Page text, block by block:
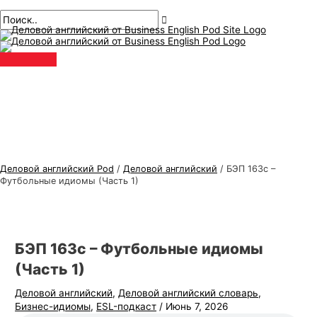
к
содержанию
меню
Деловой английский Pod / Деловой английский / БЭП 163с –
Футбольные идиомы (Часть 1)
БЭП 163с – Футбольные идиомы
(Часть 1)
Деловой английский, Деловой английский словарь,
Бизнес-идиомы, ESL-подкаст / Июнь 7, 2026
по
публикациям
здесь..
почта*
Т
е
м
ы
о
н
г
л
и
И
с
к
а